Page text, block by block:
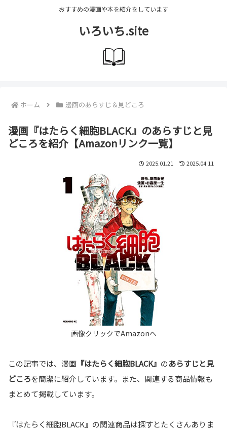
おすすめの漫画や本を紹介をしています
いろいち.site
ホーム 漫画のあらすじ＆見どころ
漫画『はたらく細胞BLACK』のあらすじと見
どころを紹介【Amazonリンク一覧】
2025.01.21 2025.04.11
この記事では、漫画 『はたらく細胞BLACK』 のあらすじと見
どころを簡潔に紹介しています。また、関連する商品情報も
まとめて掲載しています。
『はたらく細胞BLACK』の関連商品は探すとたくさんありま